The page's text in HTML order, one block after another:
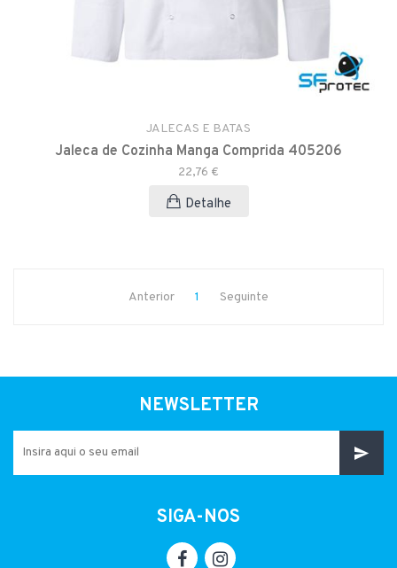
JALECAS E BATAS
Jaleca de Cozinha Manga Comprida 405206
22,76 €
Detalhe
Anterior 1 Seguinte
NEWSLETTER
SIGA-NOS